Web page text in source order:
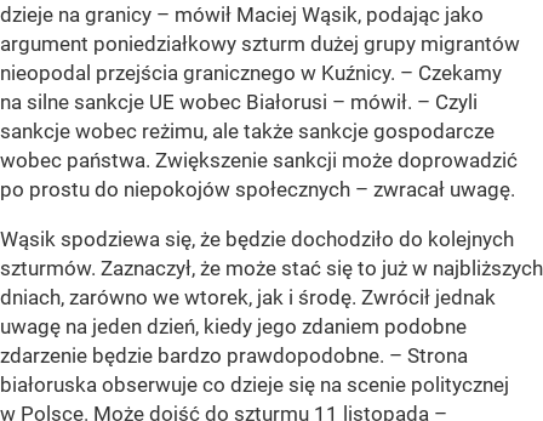
dzieje na granicy – mówił Maciej Wąsik, podając jako
argument poniedziałkowy szturm dużej grupy migrantów
nieopodal przejścia granicznego w Kuźnicy. – Czekamy
na silne sankcje UE wobec Białorusi – mówił. – Czyli
sankcje wobec reżimu, ale także sankcje gospodarcze
wobec państwa. Zwiększenie sankcji może doprowadzić
po prostu do niepokojów społecznych – zwracał uwagę.
Wąsik spodziewa się, że będzie dochodziło do kolejnych
szturmów. Zaznaczył, że może stać się to już w najbliższych
dniach, zarówno we wtorek, jak i środę. Zwrócił jednak
uwagę na jeden dzień, kiedy jego zdaniem podobne
zdarzenie będzie bardzo prawdopodobne. – Strona
białoruska obserwuje co dzieje się na scenie politycznej
w Polsce. Może dojść do szturmu 11 listopada –